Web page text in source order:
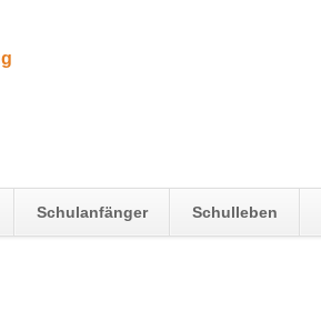
Schulanfänger Schulleben